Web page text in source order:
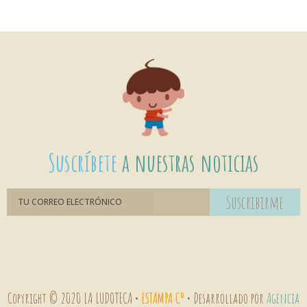
Suscríbetea nuestras noticias
Suscribirme
Copyright © 2020 LA LUDOTECA • ESTAMPA Cº • Desarrollado porAgencia